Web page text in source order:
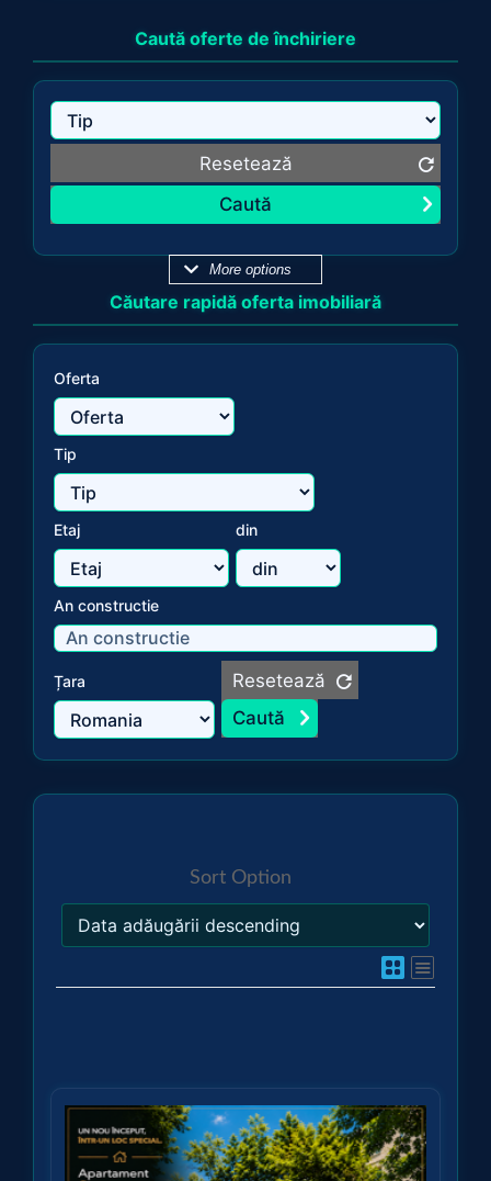
Caută oferte de închiriere
Resetează
More options
Căutare rapidă oferta imobiliară
Oferta
Tip
Etaj din
An constructie
Țara Resetează
Sort Option